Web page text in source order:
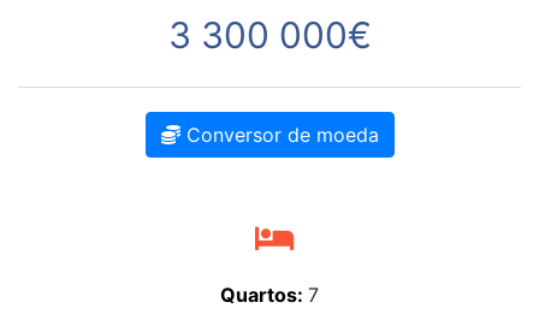
3 300 000€
Conversor de moeda
Quartos: 7